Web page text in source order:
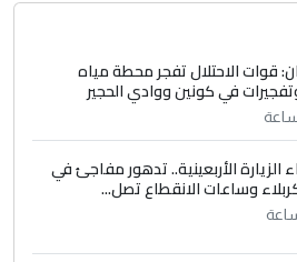
قوات الاحتلال تفجر محطة مياه
في كونين ووادي الحجير
الزيارة الأربعينية.. تدهور مفاجئ في
وساعات الانقطاع تصل...